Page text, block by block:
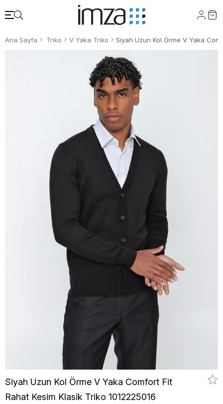
Ana Sayfa Triko V Yaka Triko
Siyah Uzun Kol Örme V Yaka Comfort Fit
Rahat Kesim Klasik Triko 1012225016